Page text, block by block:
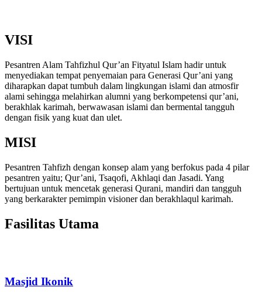
VISI
Pesantren Alam Tahfizhul Qur’an Fityatul Islam hadir untuk
menyediakan tempat penyemaian para Generasi Qur’ani yang
diharapkan dapat tumbuh dalam lingkungan islami dan atmosfir
alami sehingga melahirkan alumni yang berkompetensi qur’ani,
berakhlak karimah, berwawasan islami dan bermental tangguh
dengan fisik yang kuat dan ulet.
MISI
Pesantren Tahfizh dengan konsep alam yang berfokus pada 4 pilar
pesantren yaitu; Qur’ani, Tsaqofi, Akhlaqi dan Jasadi. Yang
bertujuan untuk mencetak generasi Qurani, mandiri dan tangguh
yang berkarakter pemimpin visioner dan berakhlaqul karimah.
Fasilitas Utama
Masjid Ikonik